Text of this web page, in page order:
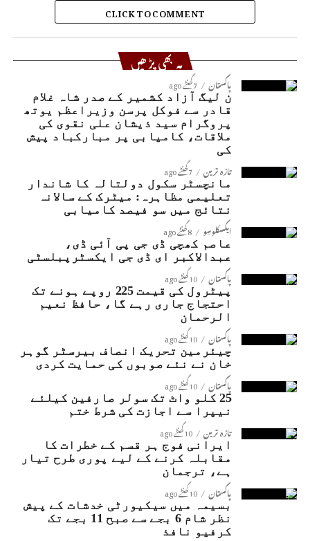
CLICK TO COMMENT
یہ بھی پڑھیں
پاکستان 7 گھنٹے ago
ن لیگ آزاد کشمیر کے صدر شاہ غلام
قادر سے فوکل پرسن وزیراعظم یوتھ
پروگرام سید ذیشان علی نقوی کی
ملاقات، کامیابی پر مبارکباد پیش
کی
تازہ ترین 7 گھنٹے ago
مانچسٹر سکول دولتالہ کا شاندار
تعلیمی مظاہرہ: میٹرک کے سالانہ
نتائج میں سو فیصد کامیابی
ایکسکلوسِو 8 گھنٹے ago
عاصم کھچی ڈی جی پی آئی ڈی،
عبدالاکبر ای ڈی جی ایکسٹرپبلسٹی
پاکستان 10 گھنٹے ago
پیٹرول کی قیمت 225 روپے ہونے تک
احتجاج جاری رہے گا، حافظ نعیم
الرحمان
پاکستان 10 گھنٹے ago
چیئرمین تحریک انصاف بیرسٹر گوہر
خان نے نئے صوبوں کی حمایت کردی
پاکستان 10 گھنٹے ago
25 کلو واٹ تک سولر صارفین کیلئے
نیپرا سے اجازت کی شرط ختم
تازہ ترین 10 گھنٹے ago
ایرانی فوج ہر قسم کے خطرات کا
مقابلہ کرنے کے لیے پوری طرح تیار
ہے، ترجمان
پاکستان 10 گھنٹے ago
بسیمہ میں سیکیورٹی خدشات کے پیش
نظر شام 6 بجے سے صبح 11 بجے تک
کرفیو نافذ